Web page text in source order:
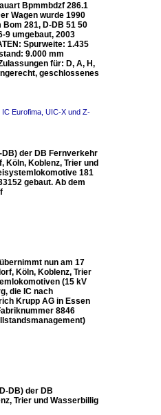
Bpmmbdzf 286.1
Wagen wurde 1990
281, D-DB 51 50
9 umgebaut, 2003
Spurweite: 1.435
9.000 mm
für: D, A, H,
geschlossenes
Eurofima, UIC-X und Z-
DB) der DB Fernverkehr
Köln, Koblenz, Trier und
181
gebaut. Ab dem
nun am 17
Köln, Koblenz, Trier
(15 kV
die IC nach
Krupp AG in Essen
8846
DB) der DB
Trier und Wasserbillig